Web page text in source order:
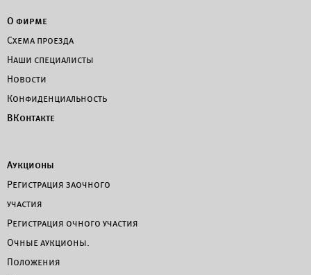
О фирме
Схема проезда
Наши специалисты
Новости
Конфиденциальность
ВКонтакте
Аукционы
Регистрация заочного
участия
Регистрация очного участия
Очные аукционы.
Положения